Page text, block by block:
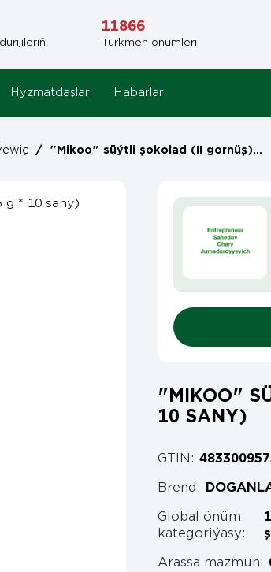
11866
Türkmen önümleri
Hyzmatdaşlar Habarlar
/ "Mikoo" süýtli şokolad (II gornüş) (6,5 g * 10 sany)
"MIKOO"
10 SANY)
GTIN:
Brend:
Global önüm
kategoriýasy:
Arassa mazmun: